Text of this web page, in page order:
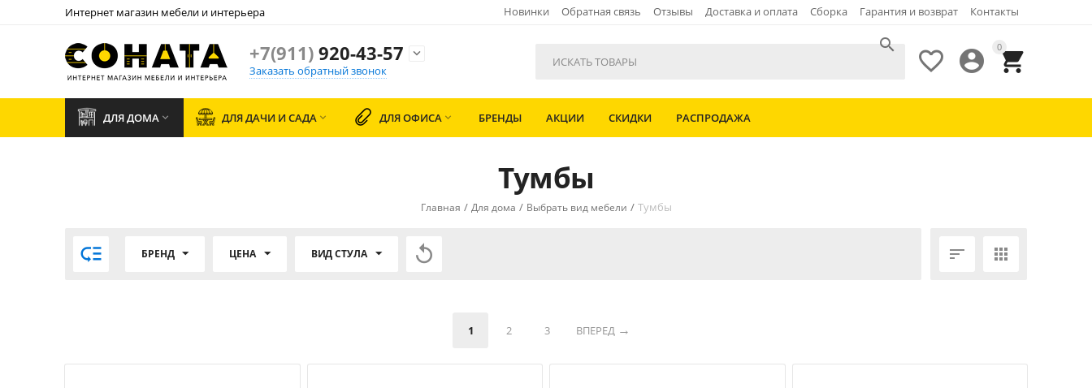
Интернет магазин мебели и интерьера Новинки Обратная связь Отзывы Доставка и оплата Сборка Гарантия и возврат Контакты
+7(911)920-43-57

Заказать обратный звонок
0



ДЛЯ ДОМА  ДЛЯ ДАЧИ И САДА  ДЛЯ ОФИСА  БРЕНДЫ АКЦИИ СКИДКИ РАСПРОДАЖА
Тумбы
Главная / Для дома / Выбрать вид мебели / Тумбы
 БРЕНД ЦЕНА ВИД СТУЛА 
1 2 3 ВПЕРЕД
 